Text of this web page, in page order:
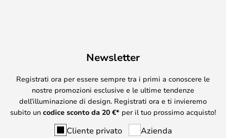
Newsletter
Registrati ora per essere sempre tra i primi a conoscere le
nostre promozioni esclusive e le ultime tendenze
dell’illuminazione di design. Registrati ora e ti invieremo
subito un codice sconto da 20 €* per il tuo prossimo acquisto!
Cliente privato Azienda